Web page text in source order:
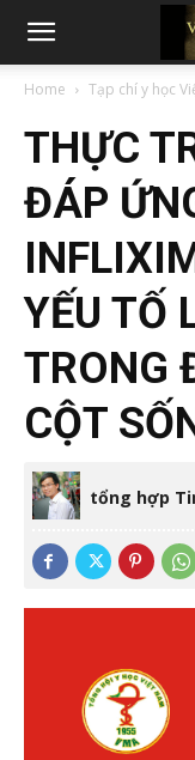
Home Tạp chí y học
THỰC
ĐÁP
YẾU TỐ
TRONG
CỘT
tổng hợp